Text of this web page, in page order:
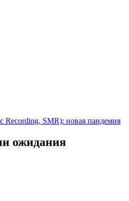
Recording, SMR): новая пандемия
ожидания